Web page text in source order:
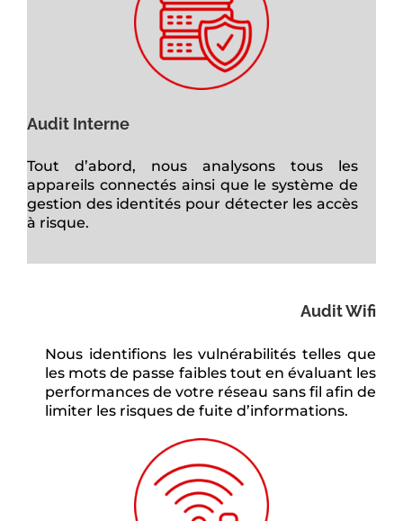
Audit Interne
Tout d’abord, nous analysons tous les
appareils connectés ainsi que le système de
gestion des identités pour détecter les accès
à risque.
Audit Wifi
Nous identifions les vulnérabilités telles que
les mots de passe faibles tout en évaluant les
performances de votre réseau sans fil afin de
limiter les risques de fuite d’informations.